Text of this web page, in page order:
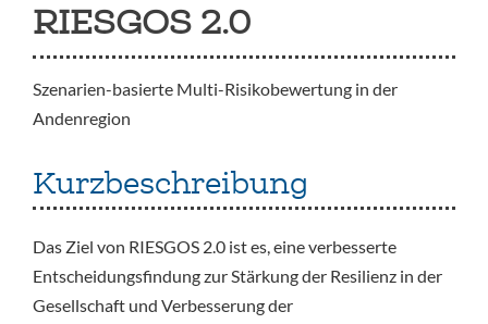
RIESGOS 2.0
Szenarien-basierte Multi-Risikobewertung in der
Andenregion
Kurzbeschreibung
Das Ziel von RIESGOS 2.0 ist es, eine verbesserte
Entscheidungsfindung zur Stärkung der Resilienz in der
Gesellschaft und Verbesserung der